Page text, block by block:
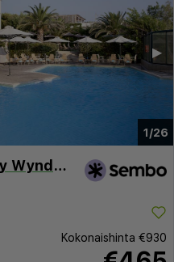
1/26
▶︎
Zeus Essence Ramada by Wyndham Athens
Kokonaishinta €930